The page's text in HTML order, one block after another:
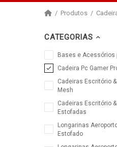
Produtos
CATEGORIAS
Bases e Acessórios
Cadeira Pc Gamer
Cadeiras Escritório
Mesh
Cadeiras Escritório
Estofadas
Longarinas
Estofado